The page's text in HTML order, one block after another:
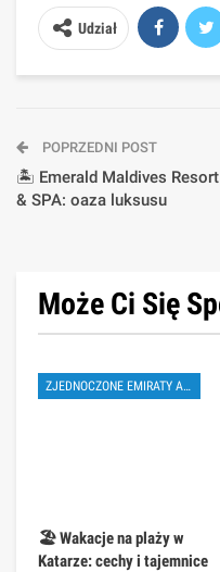
Udział
POPRZEDNI POST
🏝️ Emerald Maldives Resort
& SPA: oaza luksusu
Może Ci Się
ZJEDNOCZONE EMIRATY ARABSKIE
🏖️ Wakacje na plaży w
Katarze: cechy i tajemnice